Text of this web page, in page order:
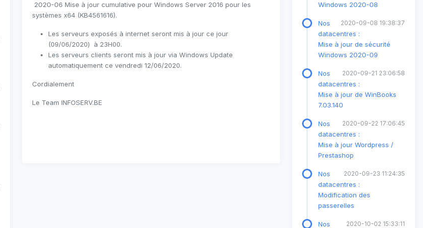
2020-06 Mise à jour cumulative pour Windows Server 2016 pour les
systèmes x64 (KB4561616).
Les serveurs exposés à internet seront mis à jour ce jour
(09/06/2020) à 23H00.
Les serveurs clients seront mis à jour via Windows Update
automatiquement ce vendredi 12/06/2020.
Cordialement
Le Team INFOSERV.BE
Windows 2020-08
2020-09-08 19:38:37
Nos
datacentres :
Mise à jour de sécurité
Windows 2020-09
2020-09-21 23:06:58
Nos
datacentres :
Mise à jour de WinBooks
7.03.140
2020-09-22 17:06:45
Nos
datacentres :
Mise à jour Wordpress /
Prestashop
2020-09-23 11:24:35
Nos
datacentres :
Modification des
passerelles
2020-10-02 15:33:11
Nos